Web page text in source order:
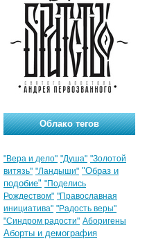
Облако тегов
"Вера и дело" "Душа" "Золотой
витязь" "Ландыши" "Образ и
подобие" "Поделись
Рождеством" "Православная
инициатива" "Радость веры"
"Синдром радости" Аборигены
Аборты и демография